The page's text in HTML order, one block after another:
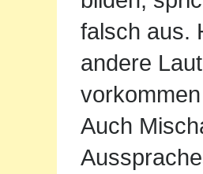
falsch aus.
andere
Auch